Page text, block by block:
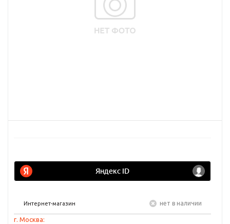
Интернет-магазин Нет в наличии
г. Москва: